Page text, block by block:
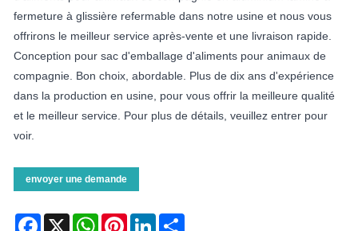
fermeture à glissière refermable dans notre usine et nous vous
offrirons le meilleur service après-vente et une livraison rapide.
Conception pour sac d'emballage d'aliments pour animaux de
compagnie. Bon choix, abordable. Plus de dix ans d'expérience
dans la production en usine, pour vous offrir la meilleure qualité
et le meilleur service. Pour plus de détails, veuillez entrer pour
voir.
envoyer une demande
Facebook
X WhatsAppPinterestLinkedIn